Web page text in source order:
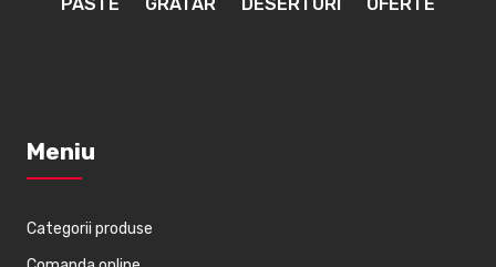
PASTE GRATAR DESERTURI OFERTE
Meniu
Categorii produse